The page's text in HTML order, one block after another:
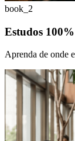
book_2
Estudos
Aprenda de onde